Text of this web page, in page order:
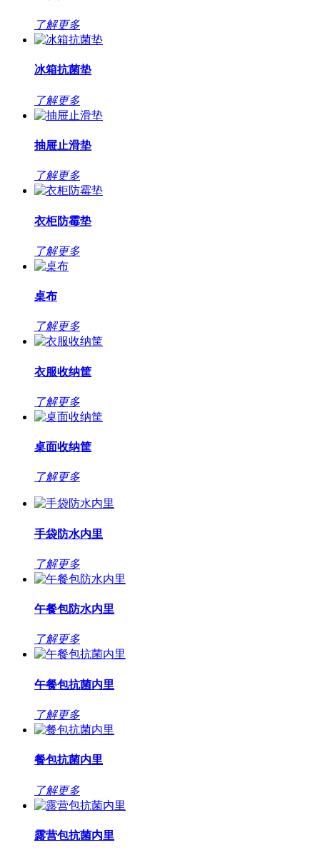
了解更多
冰箱抗菌垫
了解更多
抽屉止滑垫
了解更多
衣柜防霉垫
了解更多
桌布
了解更多
衣服收纳筐
了解更多
桌面收纳筐
了解更多
手袋防水内里
了解更多
午餐包防水内里
了解更多
午餐包抗菌内里
了解更多
餐包抗菌内里
了解更多
露营包抗菌内里